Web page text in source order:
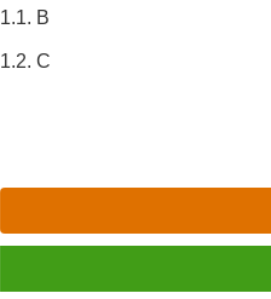
1.1. B
1.2. C